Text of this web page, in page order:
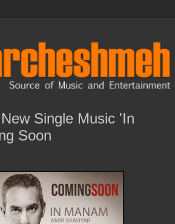
Single Music 'In
Soon